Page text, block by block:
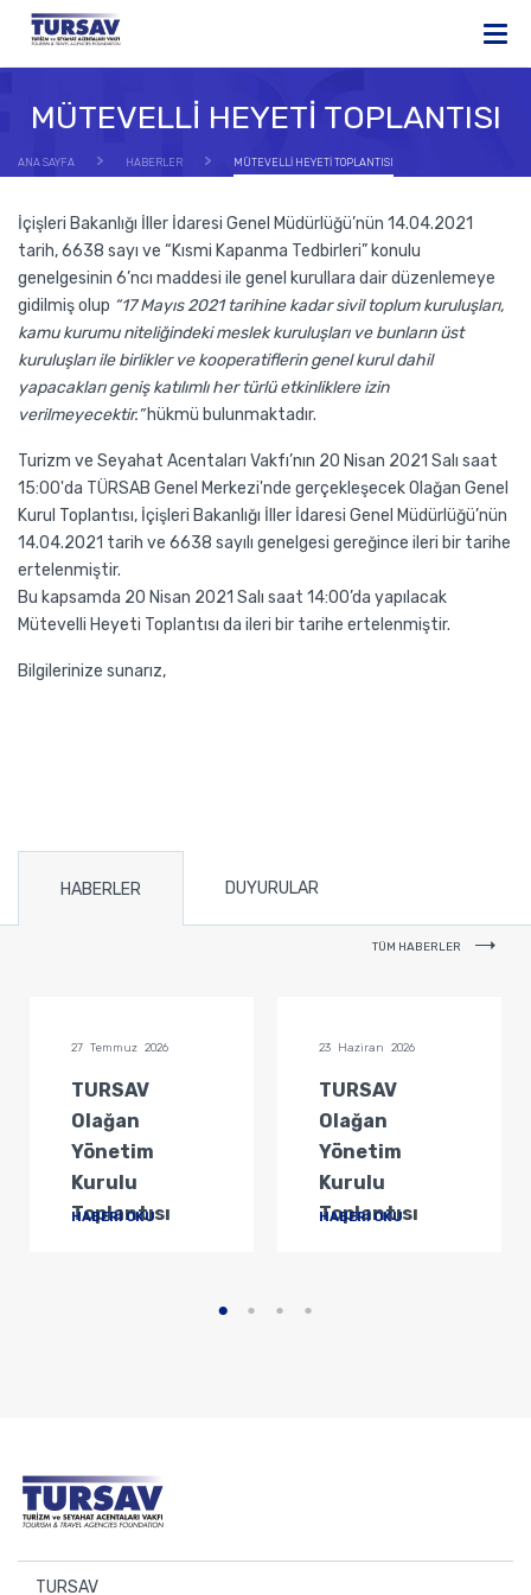
MÜTEVELLİ HEYETİ TOPLANTISI
ANA SAYFA HABERLER MÜTEVELLİ HEYETİ TOPLANTISI
İçişleri Bakanlığı İller İdaresi Genel Müdürlüğü’nün 14.04.2021
tarih, 6638 sayı ve “Kısmi Kapanma Tedbirleri” konulu
genelgesinin 6’ncı maddesi ile genel kurullara dair düzenlemeye
gidilmiş olup “17 Mayıs 2021 tarihine kadar sivil toplum kuruluşları,
kamu kurumu niteliğindeki meslek kuruluşları ve bunların üst
kuruluşları ile birlikler ve kooperatiflerin genel kurul dahil
yapacakları geniş katılımlı her türlü etkinliklere izin
verilmeyecektir.”hükmü bulunmaktadır.
Turizm ve Seyahat Acentaları Vakfı’nın 20 Nisan 2021 Salı saat
15:00'da TÜRSAB Genel Merkezi'nde gerçekleşecek Olağan Genel
Kurul Toplantısı, İçişleri Bakanlığı İller İdaresi Genel Müdürlüğü’nün
14.04.2021 tarih ve 6638 sayılı genelgesi gereğince ileri bir tarihe
ertelenmiştir.
Bu kapsamda 20 Nisan 2021 Salı saat 14:00’da yapılacak
Mütevelli Heyeti Toplantısı da ileri bir tarihe ertelenmiştir.
Bilgilerinize sunarız,
HABERLER DUYURULAR
TÜM HABERLER
27 Temmuz 2026
TURSAV
Olağan
Yönetim
Kurulu
Toplantısı
HABERİ OKU
23 Haziran 2026
TURSAV
Olağan
Yönetim
Kurulu
Toplantısı
HABERİ OKU
TURSAV